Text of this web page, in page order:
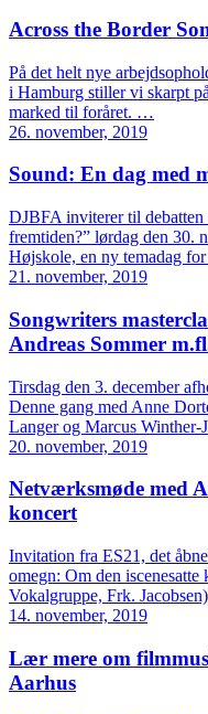
Across the Border
På det helt nye
i Hamburg stiller vi skarpt
marked til foråret. …
26. november, 2019
Sound: En dag med
DJBFA inviterer til debatten
fremtiden?” lørdag den 30.
Højskole, en ny temadag
21. november, 2019
Songwriters
Andreas Sommer
Tirsdag den 3. december
Denne gang med Anne
Langer og Marcus
20. november, 2019
Netværksmøde med
koncert
Invitation fra ES21, det
omegn: Om den
Vokalgruppe, Frk.
14. november, 2019
Lær mere om
Aarhus